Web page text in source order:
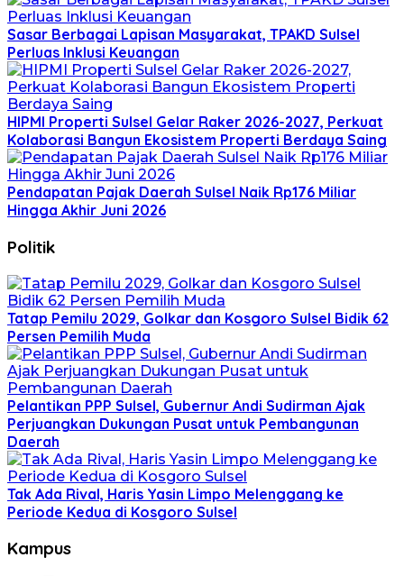
Sasar Berbagai Lapisan Masyarakat, TPAKD Sulsel
Perluas Inklusi Keuangan
HIPMI Properti Sulsel Gelar Raker 2026-2027, Perkuat
Kolaborasi Bangun Ekosistem Properti Berdaya Saing
Pendapatan Pajak Daerah Sulsel Naik Rp176 Miliar
Hingga Akhir Juni 2026
Politik
Tatap Pemilu 2029, Golkar dan Kosgoro Sulsel Bidik 62
Persen Pemilih Muda
Pelantikan PPP Sulsel, Gubernur Andi Sudirman Ajak
Perjuangkan Dukungan Pusat untuk Pembangunan
Daerah
Tak Ada Rival, Haris Yasin Limpo Melenggang ke
Periode Kedua di Kosgoro Sulsel
Kampus